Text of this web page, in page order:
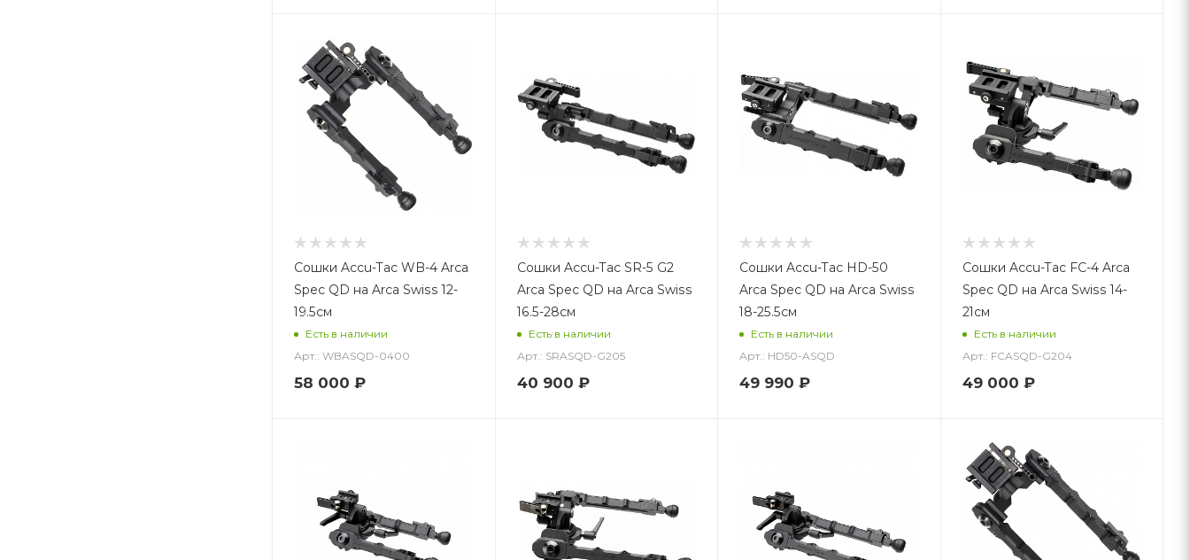
Сошки Accu-Tac WB-4 Arca
Spec QD на Arca Swiss 12-
19.5см
Есть в наличии
Арт.: WBASQD-0400
58 000 ₽
Сошки Accu-Tac SR-5 G2
Arca Spec QD на Arca Swiss
16.5-28см
Есть в наличии
Арт.: SRASQD-G205
40 900 ₽
Сошки Accu-Tac HD-50
Arca Spec QD на Arca Swiss
18-25.5см
Есть в наличии
Арт.: HD50-ASQD
49 990 ₽
Сошки Accu-Tac FC-4 Arca
Spec QD на Arca Swiss 14-
21см
Есть в наличии
Арт.: FCASQD-G204
49 000 ₽